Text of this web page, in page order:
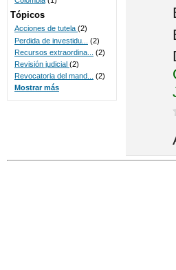
Tópicos
Acciones de tutela (2)
Perdida de investidu...
(2)
Recursos extraordina...
(2)
Revisión judicial (2)
Revocatoria del mand...
(2)
Mostrar más